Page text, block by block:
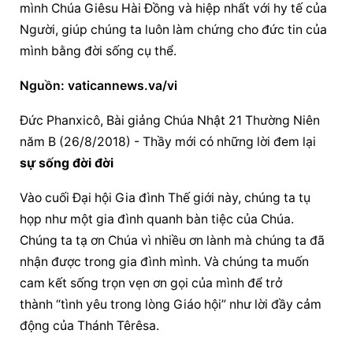
mình Chúa Giêsu Hài Đồng và hiệp nhất với hy tế của
Người, giúp chúng ta luôn làm chứng cho đức tin của
mình bằng đời sống cụ thể.
Nguồn: vaticannews.va/vi
Đức Phanxicô, Bài giảng Chúa Nhật 21 Thường Niên
sự sống đời đời
Vào cuối Đại hội Gia đình Thế giới này, chúng ta tụ
họp như một gia đình quanh bàn tiệc của Chúa.
Chúng ta tạ ơn Chúa vì nhiều ơn lành mà chúng ta đã
nhận được trong gia đình mình. Và chúng ta muốn
cam kết sống trọn vẹn ơn gọi của mình để trở
thành “tình yêu trong lòng Giáo hội” như lời đầy cảm
động của Thánh Têrêsa.